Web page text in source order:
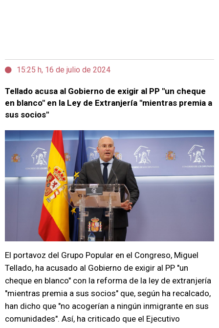
15:25 h, 16 de julio de 2024
Tellado acusa al Gobierno de exigir al PP "un cheque
en blanco" en la Ley de Extranjería "mientras premia a
sus socios"
El portavoz del Grupo Popular en el Congreso, Miguel
Tellado, ha acusado al Gobierno de exigir al PP "un
cheque en blanco" con la reforma de la ley de extranjería
"mientras premia a sus socios" que, según ha recalcado,
han dicho que "no acogerían a ningún inmigrante en sus
comunidades". Así, ha criticado que el Ejecutivo